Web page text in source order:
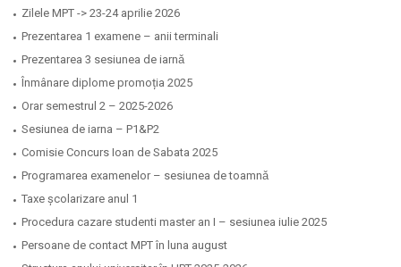
Zilele MPT -> 23-24 aprilie 2026
Prezentarea 1 examene – anii terminali
Prezentarea 3 sesiunea de iarnǎ
Înmânare diplome promoția 2025
Orar semestrul 2 – 2025-2026
Sesiunea de iarna – P1&P2
Comisie Concurs Ioan de Sabata 2025
Programarea examenelor – sesiunea de toamnǎ
Taxe școlarizare anul 1
Procedura cazare studenti master an I – sesiunea iulie 2025
Persoane de contact MPT în luna august